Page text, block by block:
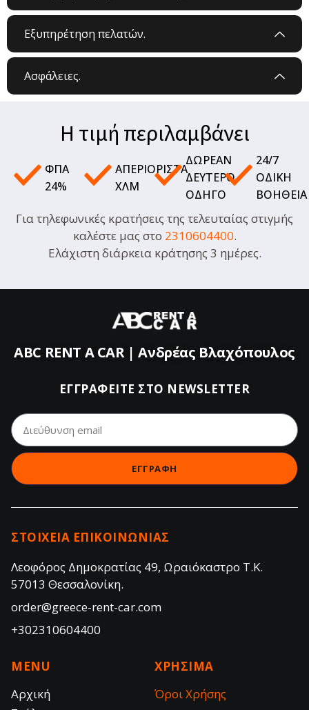
Εξυπηρέτηση πελατών.
Ασφάλειες.
Η τιμή περιλαμβάνει
ΦΠΑ
24%
ΑΠΕΡΙΌΡΙΣΤΑ
ΧΛΜ
ΔΩΡΕΆΝ
ΔΕΎΤΕΡΟ
ΟΔΗΓΌ
24/7
ΟΔΙΚΉ
ΒΟΉΘΕΙΑ
Για τηλεφωνικές κρατήσεις της τελευταίας στιγμής
καλέστε μας στο 2310604400.
Ελάχιστη διάρκεια κράτησης 3 ημέρες.
ABC RENT A CAR | Aνδρέας Βλαχόπουλος
ΕΓΓΡΑΦΕΊΤΕ ΣΤΟ NEWSLETTER
ΕΓΓΡΑΦΗ
ΣΤΟΙΧΕΙΑ ΕΠΙΚΟΙΝΩΝΙΑΣ
Λεοφόρος Δημοκρατίας 49, Ωραιόκαστρο Τ.Κ.
57013 Θεσσαλονίκη.
order@greece-rent-car.com
+302310604400
MENU
Αρχική
ΧΡΗΣΙΜΑ
Όροι Χρήσης